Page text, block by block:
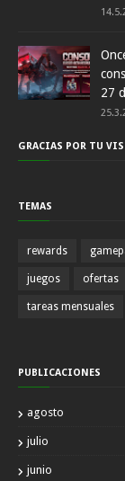
27
GRACIAS POR TU
TEMAS
rewards
juegos ofertas
tareas mensuales
PUBLICACIONES
agosto
julio
junio